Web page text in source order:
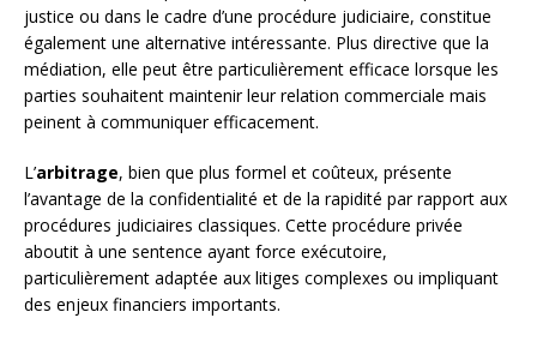
justice ou dans le cadre d’une procédure judiciaire, constitue
également une alternative intéressante. Plus directive que la
médiation, elle peut être particulièrement efficace lorsque les
parties souhaitent maintenir leur relation commerciale mais
peinent à communiquer efficacement.
L’arbitrage, bien que plus formel et coûteux, présente
l’avantage de la confidentialité et de la rapidité par rapport aux
procédures judiciaires classiques. Cette procédure privée
aboutit à une sentence ayant force exécutoire,
particulièrement adaptée aux litiges complexes ou impliquant
des enjeux financiers importants.